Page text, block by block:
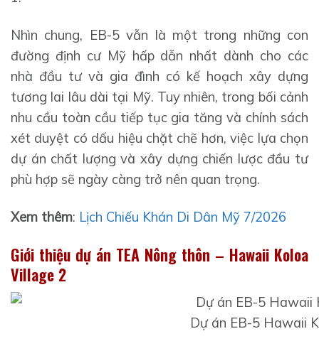
Nhìn chung, EB-5 vẫn là một trong những con
đường định cư Mỹ hấp dẫn nhất dành cho các
nhà đầu tư và gia đình có kế hoạch xây dựng
tương lai lâu dài tại Mỹ. Tuy nhiên, trong bối cảnh
nhu cầu toàn cầu tiếp tục gia tăng và chính sách
xét duyệt có dấu hiệu chặt chẽ hơn, việc lựa chọn
dự án chất lượng và xây dựng chiến lược đầu tư
phù hợp sẽ ngày càng trở nên quan trọng.
Xem thêm: Lịch Chiếu Khán Di Dân Mỹ 7/2026
Giới thiệu dự án TEA Nông thôn – Hawaii Koloa
Village 2
Dự án EB-5 Hawaii